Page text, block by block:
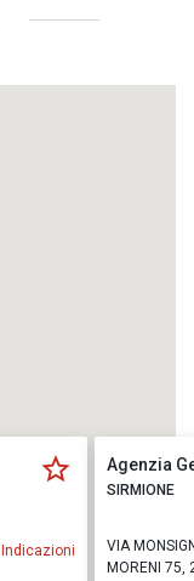
Indicazioni
Agenzia
SIRMIONE
VIA
MORENI 75,